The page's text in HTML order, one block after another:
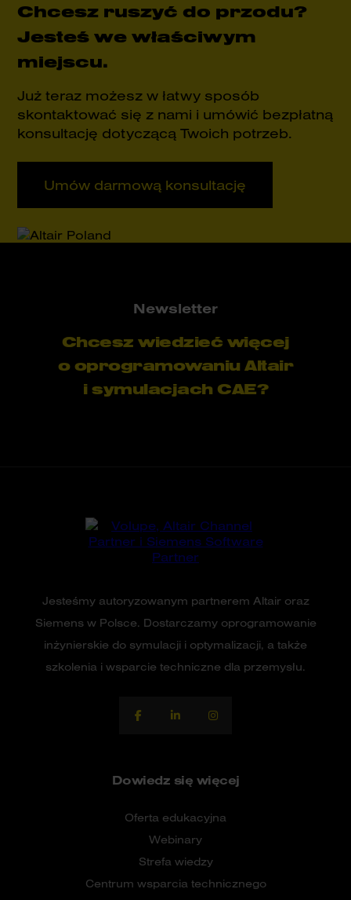
Chcesz ruszyć do przodu?
Jesteś we właściwym
miejscu.
Już teraz możesz w łatwy sposób
skontaktować się z nami i umówić bezpłatną
konsultację dotyczącą Twoich potrzeb.
Umów darmową konsultację
Newsletter
Chcesz wiedzieć więcej
o oprogramowaniu Altair
i symulacjach CAE?
Jesteśmy autoryzowanym partnerem Altair oraz
Siemens w Polsce. Dostarczamy oprogramowanie
inżynierskie do symulacji i optymalizacji, a także
szkolenia i wsparcie techniczne dla przemysłu.
Dowiedz się więcej
Oferta edukacyjna
Webinary
Strefa wiedzy
Centrum wsparcia technicznego